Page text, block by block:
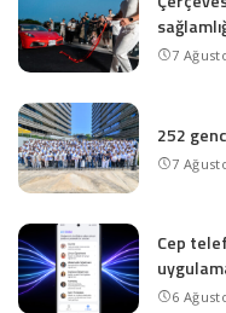
7
252
7
Cep
6